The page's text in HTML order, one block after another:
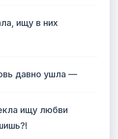
ищу в них
давно ушла —
ищу любви